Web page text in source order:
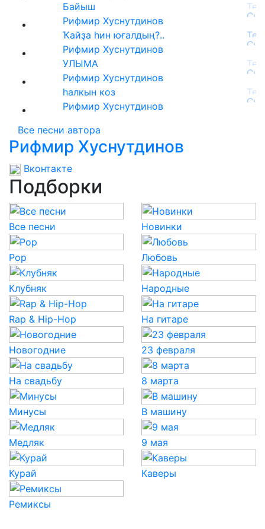
Байыш
Рифмир Хуснутдинов
Ҡайҙа һин юғалдың?..
Рифмир Хуснутдинов
УЛЫМА
Рифмир Хуснутдинов
hалкын коз
Рифмир Хуснутдинов
Все песни автора
Рифмир Хуснутдинов
Вконтакте
Подборки
Все песни Новинки
Pop Любовь
Клубняк Народные
Rap & Hip-Hop На гитаре
Новогодние 23 февраля
На свадьбу 8 марта
Минусы В машину
Медляк 9 мая
Курай Каверы
Ремиксы